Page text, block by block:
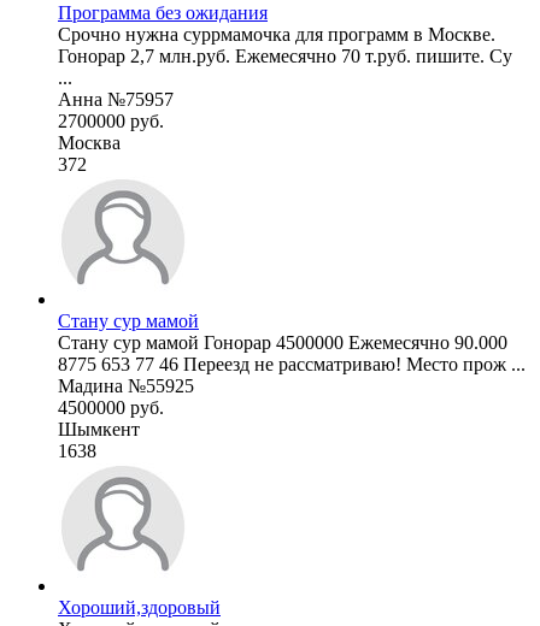
Программа без ожидания
Срочно нужна суррмамочка для программ в Москве.
Гонорар 2,7 млн.руб. Ежемесячно 70 т.руб. пишите. Су
...
Анна №75957
2700000 руб.
Москва
372
Стану сур мамой
Стану сур мамой Гонорар 4500000 Ежемесячно 90.000
8775 653 77 46 Переезд не рассматриваю! Место прож ...
Мадина №55925
4500000 руб.
Шымкент
1638
Хороший,здоровый